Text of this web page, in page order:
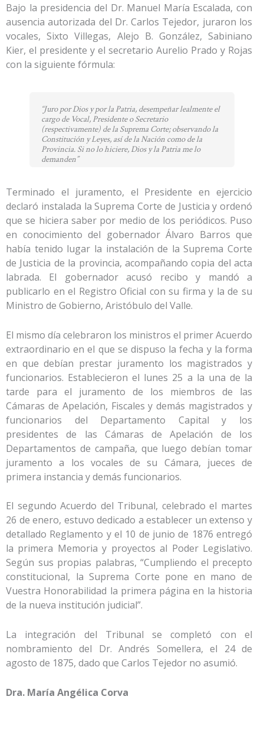
Bajo la presidencia del Dr. Manuel María Escalada, con
ausencia autorizada del Dr. Carlos Tejedor, juraron los
vocales, Sixto Villegas, Alejo B. González, Sabiniano
Kier, el presidente y el secretario Aurelio Prado y Rojas
con la siguiente fórmula:
“Juro por Dios y por la Patria, desempeñar lealmente el
cargo de Vocal, Presidente o Secretario
(respectivamente) de la Suprema Corte; observando la
Constitución y Leyes, así de la Nación como de la
Provincia. Si no lo hiciere, Dios y la Patria me lo
demanden”
Terminado el juramento, el Presidente en ejercicio
declaró instalada la Suprema Corte de Justicia y ordenó
que se hiciera saber por medio de los periódicos. Puso
en conocimiento del gobernador Álvaro Barros que
había tenido lugar la instalación de la Suprema Corte
de Justicia de la provincia, acompañando copia del acta
labrada. El gobernador acusó recibo y mandó a
publicarlo en el Registro Oficial con su firma y la de su
Ministro de Gobierno, Aristóbulo del Valle.
El mismo día celebraron los ministros el primer Acuerdo
extraordinario en el que se dispuso la fecha y la forma
en que debían prestar juramento los magistrados y
funcionarios. Establecieron el lunes 25 a la una de la
tarde para el juramento de los miembros de las
Cámaras de Apelación, Fiscales y demás magistrados y
funcionarios del Departamento Capital y los
presidentes de las Cámaras de Apelación de los
Departamentos de campaña, que luego debían tomar
juramento a los vocales de su Cámara, jueces de
primera instancia y demás funcionarios.
El segundo Acuerdo del Tribunal, celebrado el martes
26 de enero, estuvo dedicado a establecer un extenso y
detallado Reglamento y el 10 de junio de 1876 entregó
la primera Memoria y proyectos al Poder Legislativo.
Según sus propias palabras, “Cumpliendo el precepto
constitucional, la Suprema Corte pone en mano de
Vuestra Honorabilidad la primera página en la historia
de la nueva institución judicial”.
La integración del Tribunal se completó con el
nombramiento del Dr. Andrés Somellera, el 24 de
agosto de 1875, dado que Carlos Tejedor no asumió.
Dra. María Angélica Corva